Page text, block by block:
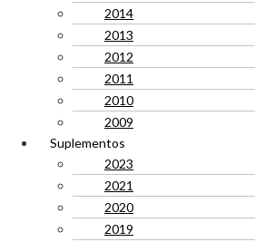
2014
2013
2012
2011
2010
2009
Suplementos
2023
2021
2020
2019